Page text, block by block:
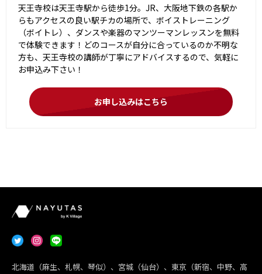
天王寺校は天王寺駅から徒歩1分。JR、大阪地下鉄の各駅か
らもアクセスの良い駅チカの場所で、ボイストレーニング
（ボイトレ）、ダンスや楽器のマンツーマンレッスンを無料
で体験できます！どのコースが自分に合っているのか不明な
方も、天王寺校の講師が丁寧にアドバイスするので、気軽に
お申込み下さい！
お申し込みはこちら
北海道（麻生、札幌、琴似）、宮城（仙台）、東京（新宿、中野、高